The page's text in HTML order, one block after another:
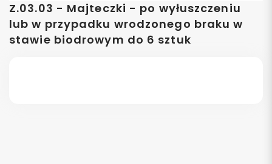
Z.03.03 - Majteczki - po wyłuszczeniu
lub w przypadku wrodzonego braku w
stawie biodrowym do 6 sztuk